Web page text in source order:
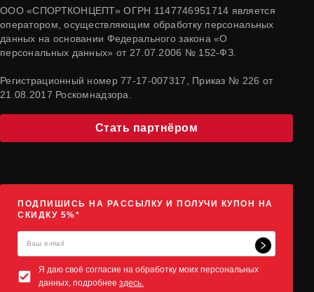
ООО «СПОРТКОНЦЕПТ» ОГРН 1147746951714 является
оператором, осуществляющим обработку персональных
данных на основании Федерального закона «О
персональных данных» от 27.07.2006 № 152-ФЗ.
Регистрационный номер 77-17-007317, Приказ № 226 от
21.08.2017 Роскомнадзора.
Стать партнёром
ПОДПИШИСЬ НА РАССЫЛКУ И ПОЛУЧИ КУПОН НА
СКИДКУ 5%*
Я даю своё согласие на обработку моих персональных
данных, подробнее здесь.